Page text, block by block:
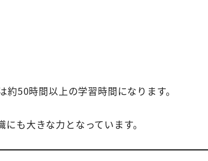
50時間以上の学習時間になります。
も大きな力となっています。